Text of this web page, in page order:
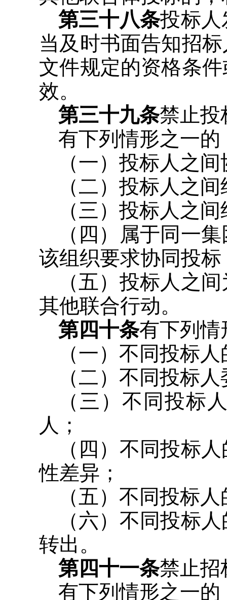
第三十八条投标
当及时书面告知招
文件规定的资格条
效。
第三十九条禁止投
有下列情形之一
（一）投标人之
（二）投标人之
（三）投标人之
（四）属于同一
该组织要求协同投标
（五）投标人之
其他联合行动。
第四十条有下列情
（一）不同投标
（二）不同投标
（三）不同投标
人；
（四）不同投标
性差异；
（五）不同投标
（六）不同投标
转出。
第四十一条禁止招
有下列情形之一